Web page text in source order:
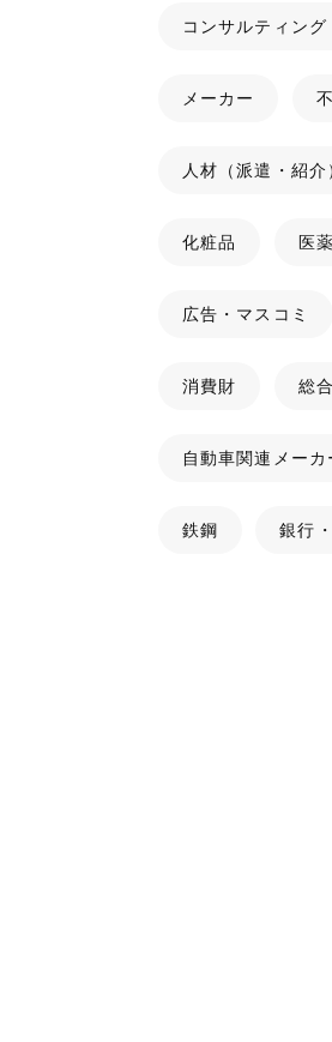
コンサルティン
メーカー
人材（派遣・紹介
化粧品 医
広告・マスコミ
消費財 総
自動車関連メーカ
鉄鋼 銀行